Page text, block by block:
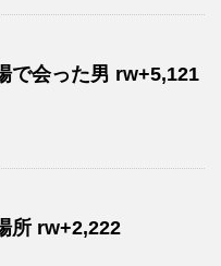
で会った男 rw+5,121
所 rw+2,222